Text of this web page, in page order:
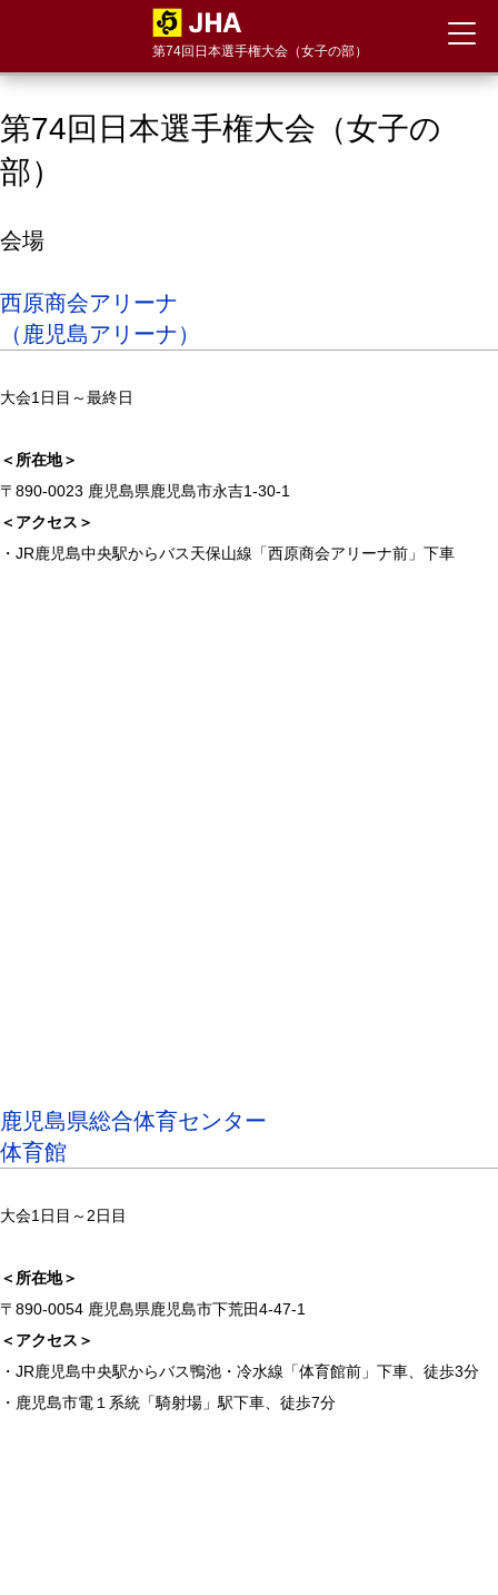
第74回日本選手権大会（女子の部）
第74回日本選手権大会（女子の
部）
会場
西原商会アリーナ
（鹿児島アリーナ）
大会1日目～最終日
＜所在地＞
〒890-0023 鹿児島県鹿児島市永吉1-30-1
＜アクセス＞
・JR鹿児島中央駅からバス天保山線「西原商会アリーナ前」下車
鹿児島県総合体育センター
体育館
大会1日目～2日目
＜所在地＞
〒890-0054 鹿児島県鹿児島市下荒田4-47-1
＜アクセス＞
・JR鹿児島中央駅からバス鴨池・冷水線「体育館前」下車、徒歩3分
・鹿児島市電１系統「騎射場」駅下車、徒歩7分